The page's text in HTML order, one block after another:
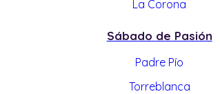
La Corona
Sábado de Pasión
Padre Pío
Torreblanca